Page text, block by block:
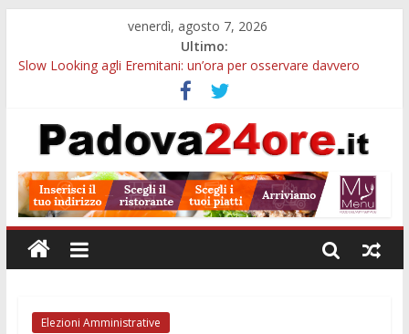
venerdì, agosto 7, 2026
Ultimo:
Slow Looking agli Eremitani: un’ora per osservare davvero
Bando sicurezza urbana Veneto: 650mila euro per Comuni e
Polizie locali
Sicurezza esodo estivo Padova: più controlli su strade, stazioni
Bonus trasporto pubblico Veneto: 200 euro per l’abbonamento
annuale
Notizie di Padova alle ore 10: arresto, fermata Busitalia e
tregua dal caldo
Elezioni Amministrative